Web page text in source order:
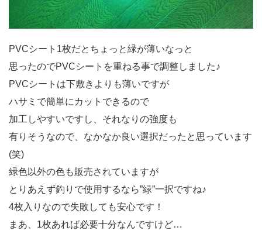
PVCシート1枚だとちょっと緑が薄いなっと
思ったのでPVCシートを重ねる事で調整しました♪
PVCシートは下敷きよりも薄いですが
ハサミで簡単にカットできるので
加工しやすいですし、それなりの強度も
有りそうなので、なかなか良い選択だったと思っています
(笑)
緑色以外の色も販売されていますが
とりあえず釣りで使用するなら”緑”一択ですね♪
4枚入りなので失敗しても安心です！
まあ、1枚あれば必要十分なんですけど…